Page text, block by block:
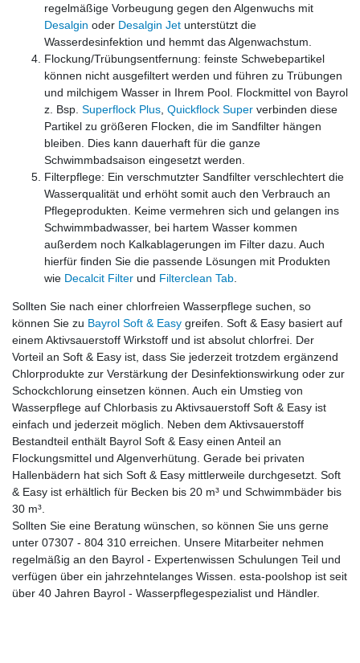
regelmäßige Vorbeugung gegen den Algenwuchs mit
Desalgin oder Desalgin Jet unterstützt die
Wasserdesinfektion und hemmt das Algenwachstum.
Flockung/Trübungsentfernung: feinste Schwebepartikel
können nicht ausgefiltert werden und führen zu Trübungen
und milchigem Wasser in Ihrem Pool. Flockmittel von Bayrol
z. Bsp. Superflock Plus Quickflock Super verbinden diese
Partikel zu größeren Flocken, die im Sandfilter hängen
bleiben. Dies kann dauerhaft für die ganze
Schwimmbadsaison eingesetzt werden.
Filterpflege: Ein verschmutzter Sandfilter verschlechtert die
Wasserqualität und erhöht somit auch den Verbrauch an
Pflegeprodukten. Keime vermehren sich und gelangen ins
Schwimmbadwasser, bei hartem Wasser kommen
außerdem noch Kalkablagerungen im Filter dazu. Auch
hierfür finden Sie die passende Lösungen mit Produkten
wie Decalcit Filter und Filterclean Tab
Sollten Sie nach einer chlorfreien Wasserpflege suchen, so
können Sie zu Bayrol Soft & Easy greifen. Soft & Easy basiert auf
einem Aktivsauerstoff Wirkstoff und ist absolut chlorfrei. Der
Vorteil an Soft & Easy ist, dass Sie jederzeit trotzdem ergänzend
Chlorprodukte zur Verstärkung der Desinfektionswirkung oder zur
Schockchlorung einsetzen können. Auch ein Umstieg von
Wasserpflege auf Chlorbasis zu Aktivsauerstoff Soft & Easy ist
einfach und jederzeit möglich. Neben dem Aktivsauerstoff
Bestandteil enthält Bayrol Soft & Easy einen Anteil an
Flockungsmittel und Algenverhütung. Gerade bei privaten
Hallenbädern hat sich Soft & Easy mittlerweile durchgesetzt. Soft
& Easy ist erhältlich für Becken bis 20 m³ und Schwimmbäder bis
30 m³.
Sollten Sie eine Beratung wünschen, so können Sie uns gerne
unter 07307 - 804 310 erreichen. Unsere Mitarbeiter nehmen
regelmäßig an den Bayrol - Expertenwissen Schulungen Teil und
verfügen über ein jahrzehntelanges Wissen. esta-poolshop ist seit
über 40 Jahren Bayrol - Wasserpflegespezialist und Händler.